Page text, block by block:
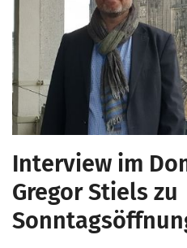
Interview im
Gregor Stiels zu